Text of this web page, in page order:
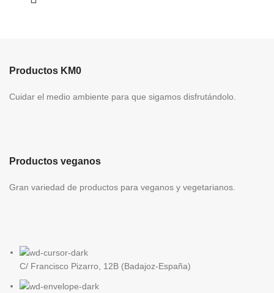
Productos KM0
Cuidar el medio ambiente para que sigamos disfrutándolo.
Productos veganos
Gran variedad de productos para veganos y vegetarianos.
C/ Francisco Pizarro, 12B (Badajoz-España)